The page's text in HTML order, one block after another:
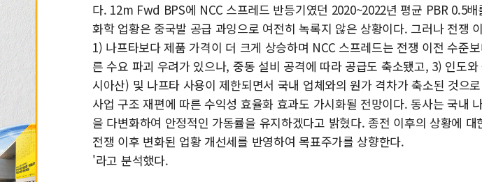
다. 12m Fwd BPS에 NCC 스프레드 반등기였던 2020~2022년 평균 PBR 0.5
화학 업황은 중국발 공급 과잉으로 여전히 녹록지 않은 상황이다. 그러나 전쟁
1) 나프타보다 제품 가격이 더 크게 상승하며 NCC 스프레드는 전쟁 이전 수준
른 수요 파괴 우려가 있으나, 중동 설비 공격에 따라 공급도 축소됐고, 3) 인도
시아산) 및 나프타 사용이 제한되면서 국내 업체와의 원가 격차가 축소된 것으
사업 구조 재편에 따른 수익성 효율화 효과도 가시화될 전망이다. 동사는 국내
을 다변화하여 안정적인 가동률을 유지하겠다고 밝혔다. 종전 이후의 상황에
전쟁 이후 변화된 업황 개선세를 반영하여 목표주가를 상향한다.
'라고 분석했다.